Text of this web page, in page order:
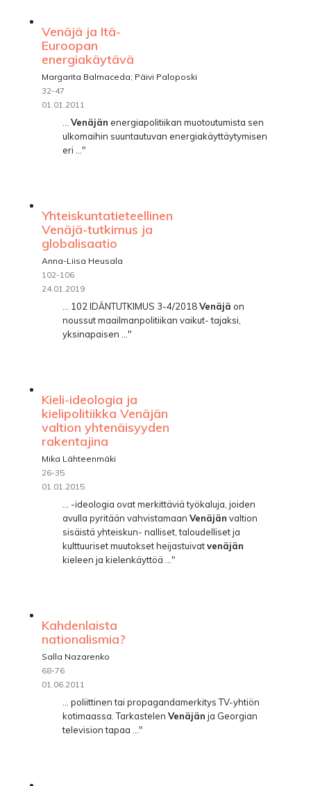
Venäjä ja Itä-
Euroopan
energiakäytävä
Margarita Balmaceda; Päivi Paloposki
32-47
01.01.2011
Venäjän energiapolitiikan muotoutumista sen
ulkomaihin suuntautuvan energiakäyttäytymisen
eri ..."
Yhteiskuntatieteellinen
Venäjä-tutkimus ja
globalisaatio
Anna-Liisa Heusala
102-106
24.01.2019
... 102 IDÄNTUTKIMUS 3-4/2018Venäjä on
noussut maailmanpolitiikan vaikut- tajaksi,
yksinapaisen ..."
Kieli-ideologia ja
kielipolitiikka Venäjän
valtion yhtenäisyyden
rakentajina
Mika Lähteenmäki
26-35
01.01.2015
... -ideologia ovat merkittäviä työkaluja, joiden
avulla pyritään vahvistamaan Venäjän valtion
sisäistä yhteiskun- nalliset, taloudelliset ja
kulttuuriset muutokset heijastuivatvenäjän
kieleen ja kielenkäyttöä ..."
Kahdenlaista
nationalismia?
Salla Nazarenko
68-76
01.06.2011
... poliittinen tai propagandamerkitys TV-yhtiön
kotimaassa. Tarkastelen Venäjän ja Georgian
television tapaa ..."